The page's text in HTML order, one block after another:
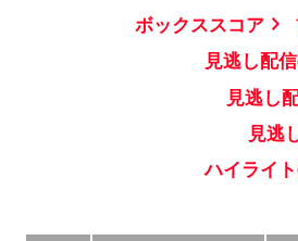
ボックススコア
見逃し配
見逃し
見逃
ハイライ